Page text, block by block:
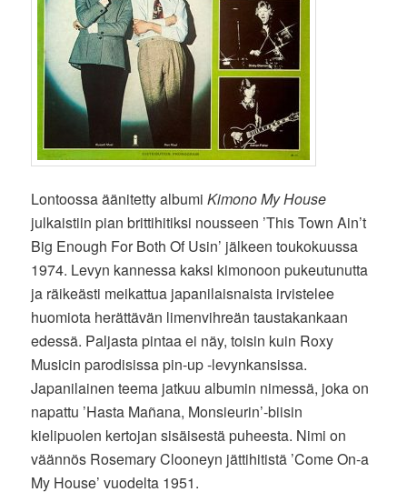
Lontoossa äänitetty albumiKimono My House
julkaistiin pian brittihitiksi nousseen ’This Town Ain’t
Big Enough For Both Of Usin’ jälkeen toukokuussa
1974. Levyn kannessa kaksi kimonoon pukeutunutta
ja räikeästi meikattua japanilaisnaista irvistelee
huomiota herättävän limenvihreän taustakankaan
edessä. Paljasta pintaa ei näy, toisin kuin Roxy
Musicin parodisissa pin-up -levynkansissa.
Japanilainen teema jatkuu albumin nimessä, joka on
napattu ’Hasta Mañana, Monsieurin’-biisin
kielipuolen kertojan sisäisestä puheesta. Nimi on
väännös Rosemary Clooneyn jättihitistä ’Come On-a
My House’ vuodelta 1951.